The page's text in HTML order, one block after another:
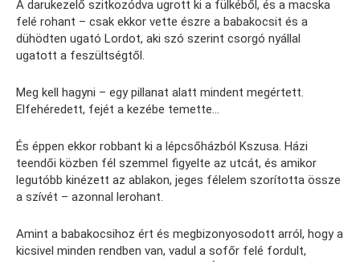
A darukezelő szitkozódva ugrott ki a fülkéből, és a macska
felé rohant – csak ekkor vette észre a babakocsit és a
dühödten ugató Lordot, aki szó szerint csorgó nyállal
ugatott a feszültségtől.
Meg kell hagyni – egy pillanat alatt mindent megértett.
Elfehéredett, fejét a kezébe temette…
És éppen ekkor robbant ki a lépcsőházból Kszusa. Házi
teendői közben fél szemmel figyelte az utcát, és amikor
legutóbb kinézett az ablakon, jeges félelem szorította össze
a szívét – azonnal lerohant.
Amint a babakocsihoz ért és megbizonyosodott arról, hogy a
kicsivel minden rendben van, vadul a sofőr felé fordult,